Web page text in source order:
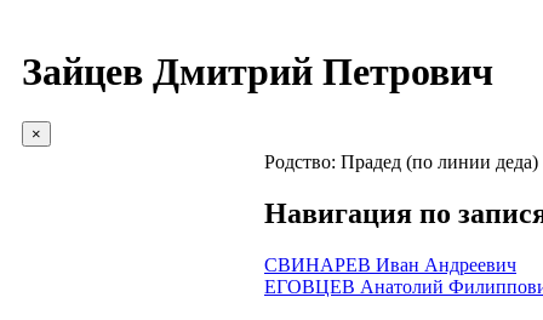
Зайцев Дмитрий Петрович
×
Родство: Прадед (по линии деда)
Навигация по
СВИНАРЕВ Иван Андреевич
ЕГОВЦЕВ Анатолий